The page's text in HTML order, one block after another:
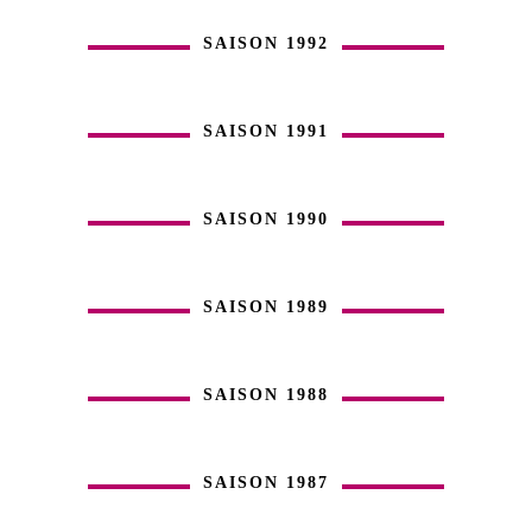
SAISON 1992
SAISON 1991
SAISON 1990
SAISON 1989
SAISON 1988
SAISON 1987